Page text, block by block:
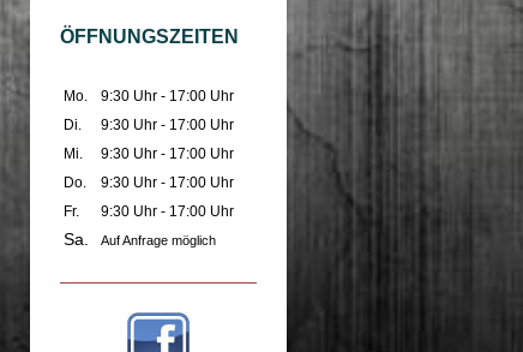
ÖFFNUNGSZEITEN
Mo.
9:30 Uhr - 17:00 Uhr
Di.
9:30 Uhr - 17:00 Uhr
Mi.
9:30 Uhr - 17:00 Uhr
Do.
9:30 Uhr - 17:00 Uhr
Fr.
9:30 Uhr - 17:00 Uhr
Sa. Auf Anfrage möglich